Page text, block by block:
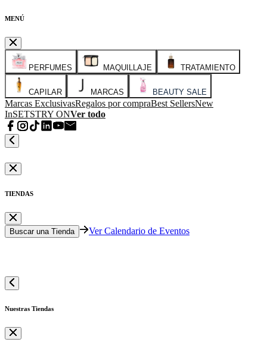
MENÚ
PERFUMES MAQUILLAJE TRATAMIENTO
CAPILAR MARCAS BEAUTY SALE
Marcas ExclusivasRegalos por compraBest SellersNew
InSETSTRY ONVer todo
TIENDAS
Buscar una Tienda Ver Calendario de Eventos
Nuestras Tiendas